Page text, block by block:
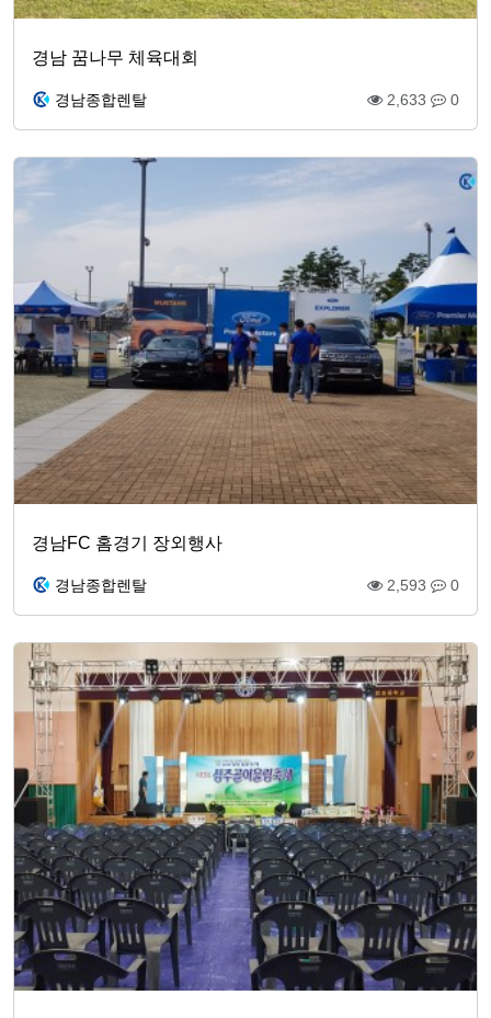
경남 꿈나무 체육대회
경남종합렌탈 2,633 0
경남FC 홈경기 장외행사
경남종합렌탈 2,593 0